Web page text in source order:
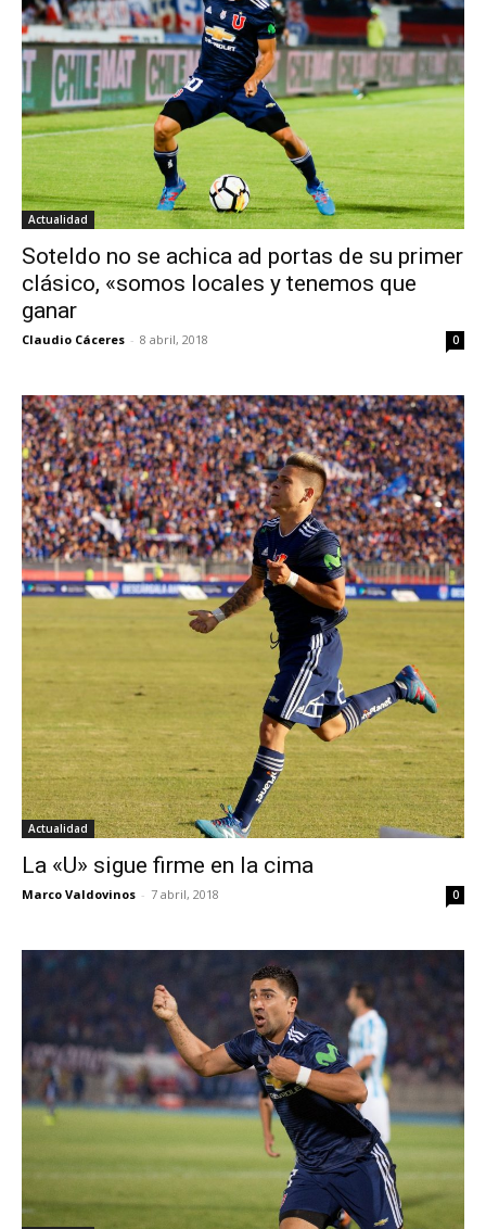
Actualidad
Soteldo no se achica ad portas de su primer
clásico, «somos locales y tenemos que
ganar
Claudio Cáceres - 8 abril, 2018 0
Actualidad
La «U» sigue firme en la cima
Marco Valdovinos - 7 abril, 2018 0